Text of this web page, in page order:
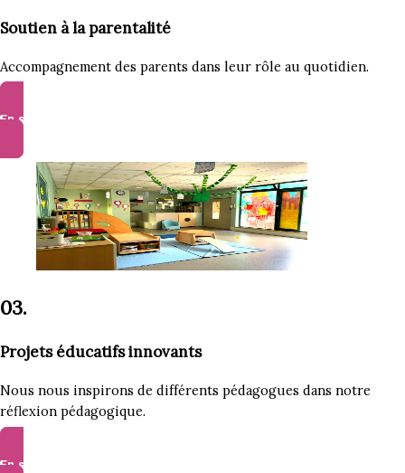
Soutien à la parentalité
Accompagnement des parents dans leur rôle au quotidien.
En savoir plus
03.
Projets éducatifs innovants
Nous nous inspirons de différents pédagogues dans notre
réflexion pédagogique.
En savoir plus